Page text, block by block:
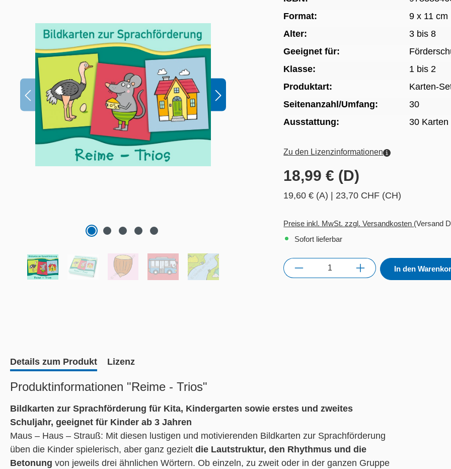
Format:
9 x 11 cm
Alter:
3 bis 8
Geeignet für:
Klasse:
1 bis 2
Produktart:
Karten-
Seitenanzahl/Umfang:
30
Ausstattung:
30
Zu den Lizenzinformationen
18,99 € (D)
19,60 € (A) 23,70 CHF (CH)
Preise inkl. MwSt. zzgl. Versandkosten (Versand
Sofort lieferbar
Anzahl In den
Details zum Produkt Lizenz
Produktinformationen "Reime - Trios"
Bildkarten zur Sprachförderung für Kita, Kindergarten sowie erstes und zweites
Schuljahr, geeignet für Kinder ab 3 Jahren
Maus – Haus – Strauß: Mit diesen lustigen und motivierenden Bildkarten zur Sprachförderung
üben die Kinder spielerisch, aber ganz gezielt die Lautstruktur, den Rhythmus und die
Betonung von jeweils drei ähnlichen Wörtern. Ob einzeln, zu zweit oder in der ganzen Gruppe